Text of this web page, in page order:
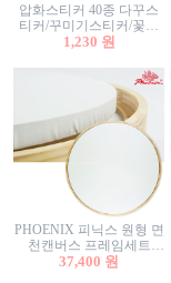
압화스티커 40종 다꾸스
티커/꾸미기스티커/꽃스
티커/압화꽃책갈피/팬시
1,230 원
PHOENIX 피닉스 원형 면
천캔버스 프레임세트
40cm/원형캔버스/플로팅
37,400 원